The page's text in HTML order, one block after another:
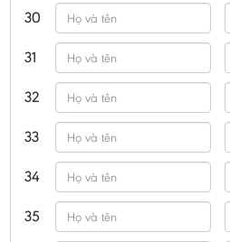
30
31
32
33
34
35